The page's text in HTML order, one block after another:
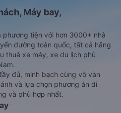
Máy bay,
tiện với hơn 3000+ nhà
đường toàn quốc, tất cả hãng
thuê xe máy, xe du lịch phủ
đủ, minh bạch cùng vô vàn
và lựa chọn phương án di
và phù hợp nhất.